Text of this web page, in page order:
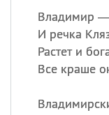
Владимир
И речка
Растет и
Все краше